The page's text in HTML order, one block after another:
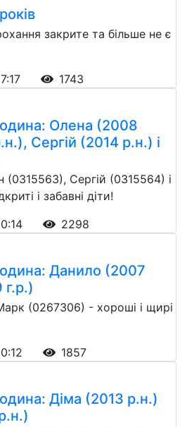
закрите та більше не є
1743
Олена (2008
Сергій (2014 р.н.) і
(0315563), Сергій (0315564) і
і забавні діти!
2298
Данило (2007
г.р.)
(0267306) - хороші і щирі
1857
Діма (2013 р.н.)